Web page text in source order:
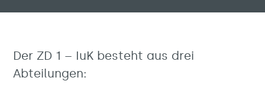
Der ZD 1 – IuK besteht aus drei
Abteilungen: